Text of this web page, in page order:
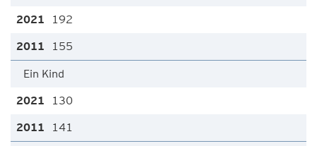
192
155
Ein Kind
130
141